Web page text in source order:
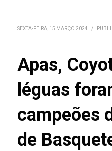
SEXTA-FEIRA, 15 MARÇO 2024 /
Apas,
léguas
campeões
de